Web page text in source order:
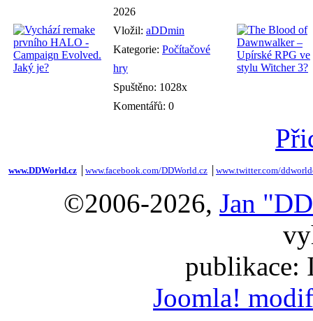
2026
Vložil: aDDmin
Kategorie: Počítačové
hry
Spuštěno: 1028x
Komentářů: 0
www.DDWorld.cz www.facebook.com/DDWorld.cz www.twitter.com/
©2006-2026, Jan
publikace:
Joomla!